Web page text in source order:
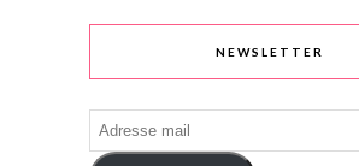
NEWSLETTER
Adresse
mail